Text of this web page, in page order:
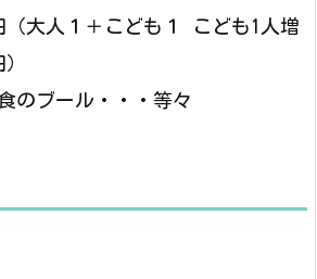
（大人１＋こども１ こども1人増
のブール・・・等々